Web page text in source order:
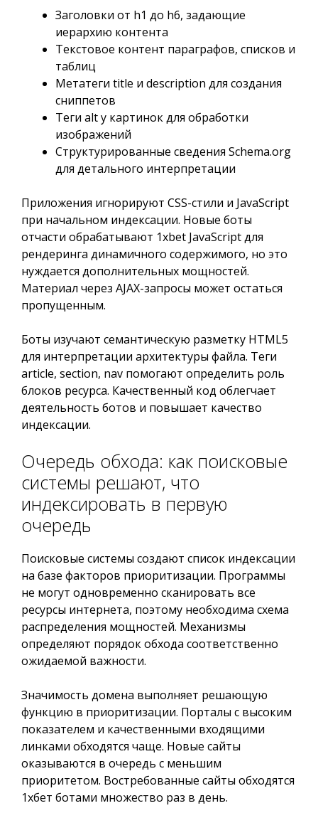
Заголовки от h1 до h6, задающие
иерархию контента
Текстовое контент параграфов, списков и
таблиц
Метатеги title и description для создания
сниппетов
Теги alt у картинок для обработки
изображений
Структурированные сведения Schema.org
для детального интерпретации
Приложения игнорируют CSS-стили и JavaScript
при начальном индексации. Новые боты
отчасти обрабатывают 1xbet JavaScript для
рендеринга динамичного содержимого, но это
нуждается дополнительных мощностей.
Материал через AJAX-запросы может остаться
пропущенным.
Боты изучают семантическую разметку HTML5
для интерпретации архитектуры файла. Теги
article, section, nav помогают определить роль
блоков ресурса. Качественный код облегчает
деятельность ботов и повышает качество
индексации.
Очередь обхода: как поисковые
системы решают, что
индексировать в первую
очередь
Поисковые системы создают список индексации
на базе факторов приоритизации. Программы
не могут одновременно сканировать все
ресурсы интернета, поэтому необходима схема
распределения мощностей. Механизмы
определяют порядок обхода соответственно
ожидаемой важности.
Значимость домена выполняет решающую
функцию в приоритизации. Порталы с высоким
показателем и качественными входящими
линками обходятся чаще. Новые сайты
оказываются в очередь с меньшим
приоритетом. Востребованные сайты обходятся
1хбет ботами множество раз в день.